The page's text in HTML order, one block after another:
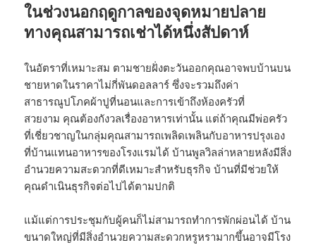
ในช่วงนอกฤดูกาลของจุดหมายปลาย
ทางคุณสามารถเช่าได้หนึ่งสัปดาห์
ในอัตราที่เหมาะสม ตามชายฝั่งตะวันออกคุณอาจพบบ้านบน
ชายหาดในราคาไม่กี่พันดอลลาร์ ซึ่งจะรวมถึงค่า
สาธารณูปโภคผ้าปูที่นอนและการเข้าถึงห้องครัวที่
สวยงาม คุณต้องกังวลเรื่องอาหารเท่านั้น แต่ถ้าคุณมีพ่อครัว
ที่เชี่ยวชาญในกลุ่มคุณสามารถเพลิดเพลินกับอาหารปรุงเอง
ที่บ้านแทนอาหารของโรงแรมได้ บ้านพูลวิลล่าหลายหลังมีสิ่ง
อำนวยความสะดวกที่ดีเหมาะสำหรับธุรกิจ บ้านที่มีช่วยให้
คุณดำเนินธุรกิจต่อไปได้ตามปกติ
แม้แต่การประชุมกับผู้คนก็ไม่สามารถทำการพักผ่อนได้ บ้าน
ขนาดใหญ่ที่มีสิ่งอำนวยความสะดวกหรูหรามากขึ้นอาจมีโรง